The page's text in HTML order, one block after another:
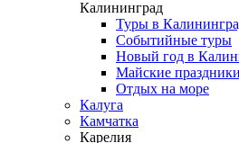
Калининград
Туры в
Событийные туры
Новый год в
Майские
Отдых на море
Калуга
Камчатка
Карелия